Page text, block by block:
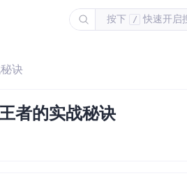
按下 / 快速开启
诀
者的实战秘诀